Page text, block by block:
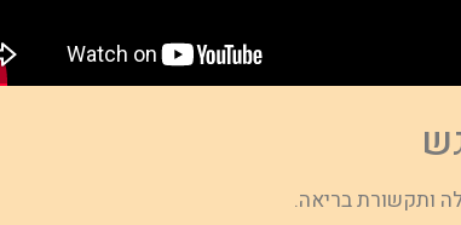
ותקשורת בריאה.